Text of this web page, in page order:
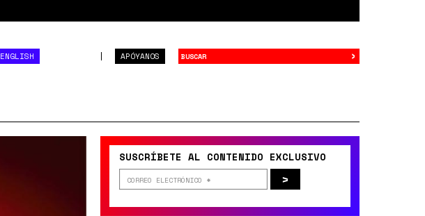
APÓYANOS
ENGLISH ›
SUSCRÍBETE AL CONTENIDO EXCLUSIVO
>